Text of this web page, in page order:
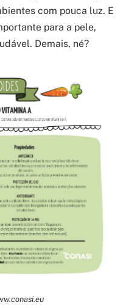
com pouca luz. E
para a pele,
Demais, né?